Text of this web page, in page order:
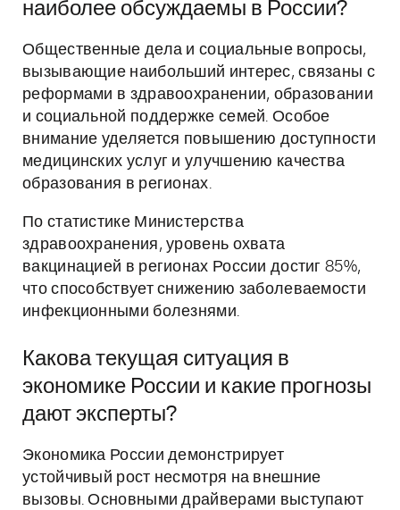
наиболее обсуждаемы в России?
Общественные дела и социальные вопросы,
вызывающие наибольший интерес, связаны с
реформами в здравоохранении, образовании
и социальной поддержке семей. Особое
внимание уделяется повышению доступности
медицинских услуг и улучшению качества
образования в регионах.
По статистике Министерства
здравоохранения, уровень охвата
вакцинацией в регионах России достиг 85%,
что способствует снижению заболеваемости
инфекционными болезнями.
Какова текущая ситуация в
экономике России и какие прогнозы
дают эксперты?
Экономика России демонстрирует
устойчивый рост несмотря на внешние
вызовы. Основными драйверами выступают